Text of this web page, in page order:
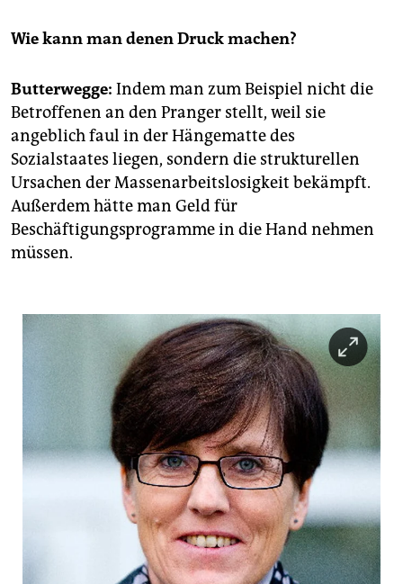
Wie kann man denen Druck machen?
Butterwegge: Indem man zum Beispiel nicht die
Betroffenen an den Pranger stellt, weil sie
angeblich faul in der Hängematte des
Sozialstaates liegen, sondern die strukturellen
Ursachen der Massenarbeitslosigkeit bekämpft.
Außerdem hätte man Geld für
Beschäftigungsprogramme in die Hand nehmen
müssen.